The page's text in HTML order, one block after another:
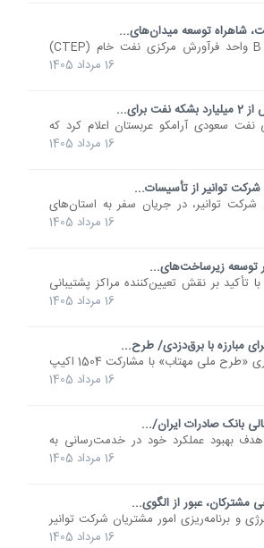
شاهراه توسعه میدان‌های...
تکمیل ردیف‌های A و B واحد فرآورش مرکزی نفت خام (CTEP)
16 مرداد 1405
سعودی آرامکو عربستان اعلام کرد که
16 مرداد 1405
شرکت توانیر از تأسیسات...
شرکت توانیر، در جریان سفر به استان‌های
16 مرداد 1405
توسعه زیرساخت‌های...
تأکید بر نقش تعیین‌کننده مراکز پشتیبانی
16 مرداد 1405
مبارزه با برق‌دزدی/ طرح...
شانزدهمین مانور سراسری «طرح ملی مهتاب» با مشارکت 1504 اکیپ
16 مرداد 1405
بانک صادرات ایران/...
هدف بهبود عملکرد خود در خدمت‌رسانی به
16 مرداد 1405
عبور از الگوی...
و برنامه‌ریزی امور مشتریان شرکت توانیر
16 مرداد 1405